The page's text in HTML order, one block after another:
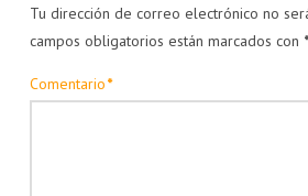
Tu dirección de correo electrónico no
campos obligatorios están marcados con *
Comentario*